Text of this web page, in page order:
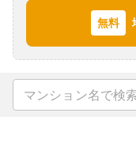
無料